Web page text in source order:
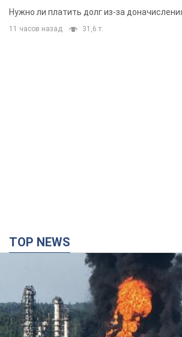
вынес неожиданное решение
Нужно ли платить долг из-за
11 часов назад 31,6 т.
TOP NEWS